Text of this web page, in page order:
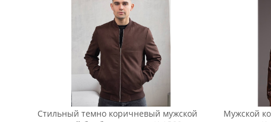
Стильный темно коричневый мужской
Мужской